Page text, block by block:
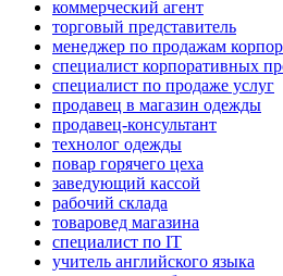
коммерческий агент
торговый представитель
менеджер по продажам
специалист корпоративных
специалист по продаже услуг
продавец в магазин одежды
продавец-консультант
технолог одежды
повар горячего цеха
заведующий кассой
рабочий склада
товаровед магазина
специалист по IT
учитель английского языка